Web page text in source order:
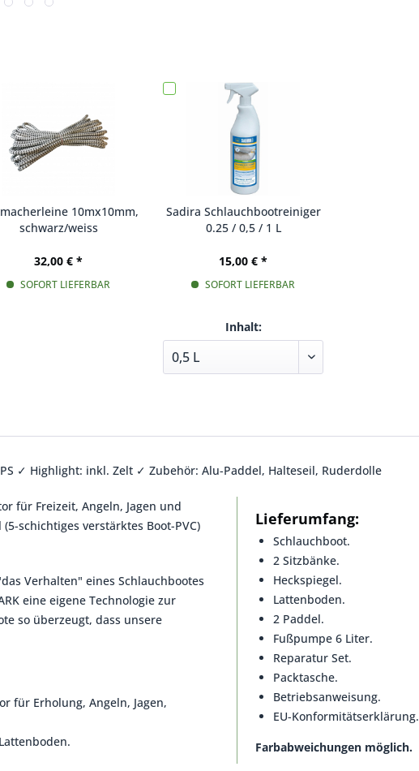
10mx10mm,
schwarz/weiss
32,00 € *
SOFORT LIEFERBAR
Sadira Schlauchbootreiniger
0.25 / 0,5 / 1 L
15,00 € *
SOFORT LIEFERBAR
Inhalt:
✓ Highlight: inkl. Zelt ✓ Zubehör: Alu-Paddel, Halteseil, Ruderdolle
für Freizeit, Angeln, Jagen und
schichtiges verstärktes Boot-PVC)
Verhalten" eines Schlauchbootes
eine eigene Technologie zur
so überzeugt, dass unsere
für Erholung, Angeln, Jagen,
Lieferumfang:
Schlauchboot.
2 Sitzbänke.
Heckspiegel.
Lattenboden.
2 Paddel.
Fußpumpe 6 Liter.
Reparatur Set.
Packtasche.
Betriebsanweisung.
EU-Konformitätserklärung.
Farbabweichungen möglich.